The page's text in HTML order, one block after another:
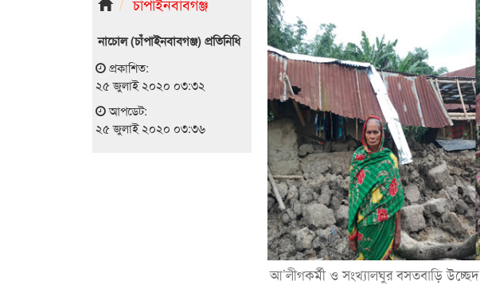
নাচোল (চাঁপাইনবাবগঞ্জ) প্রতিনিধি
প্রকাশিত:
২৫ জুলাই ২০২০ ০৩:৩২
আপডেট:
২৫ জুলাই ২০২০ ০৩:৩৬
আ’লীগকর্মী ও সংখ্যালঘুর বসতবাড়ি উচ্ছেদ